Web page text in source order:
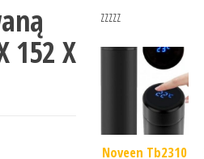
152 X
zzzzz
Noveen Tb2310